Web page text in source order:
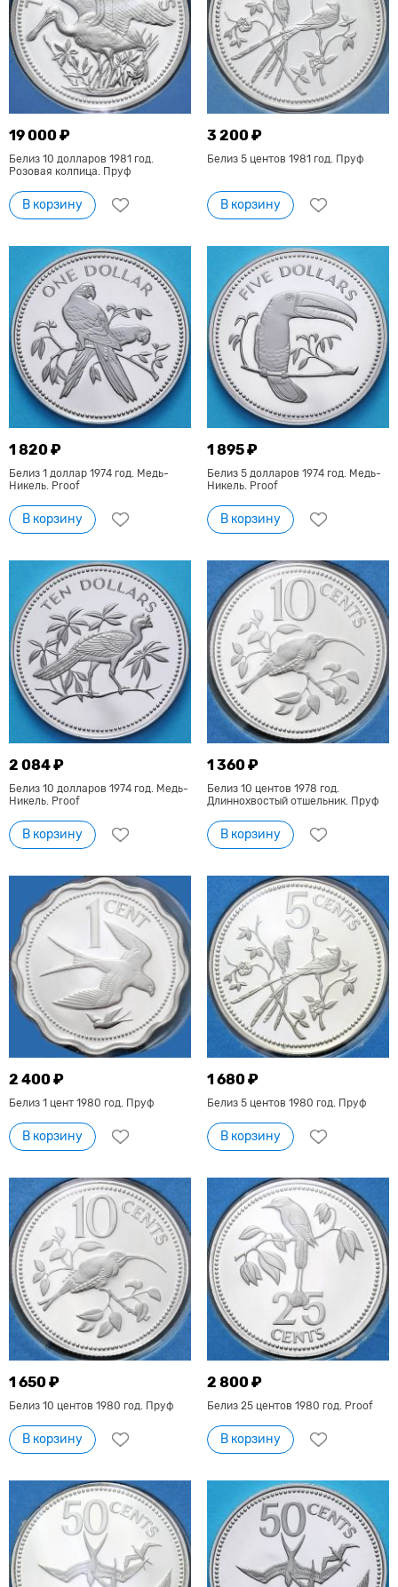
19 000 ₽
Белиз 10 долларов 1981 год.
Розовая колпица. Пруф
В корзину
3 200 ₽
Белиз 5 центов 1981 год. Пруф
В корзину
1 820 ₽
Белиз 1 доллар 1974 год. Медь-
Никель. Proof
В корзину
1 895 ₽
Белиз 5 долларов 1974 год. Медь-
Никель. Proof
В корзину
2 084 ₽
Белиз 10 долларов 1974 год. Медь-
Никель. Proof
В корзину
1 360 ₽
Белиз 10 центов 1978 год.
Длиннохвостый отшельник. Пруф
В корзину
2 400 ₽
Белиз 1 цент 1980 год. Пруф
В корзину
1 680 ₽
Белиз 5 центов 1980 год. Пруф
В корзину
1 650 ₽
Белиз 10 центов 1980 год. Пруф
В корзину
2 800 ₽
Белиз 25 центов 1980 год. Proof
В корзину